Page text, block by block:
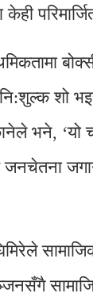
शो
भने,